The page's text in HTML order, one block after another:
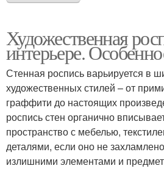
Художественная
интерьере.
Стенная роспись варьируется в
художественных стилей – от
граффити до настоящих
роспись стен органично
пространство с мебелью,
деталями, если оно не
излишними элементами и